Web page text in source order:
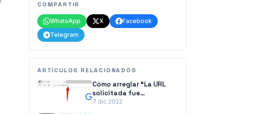
COMPARTIR
WhatsApp X
Facebook
Telegram
ARTÍCULOS RELACIONADOS
Cómo arreglar “La URL
solicitada fue
rechazada. Consulte con
7 dic 2022